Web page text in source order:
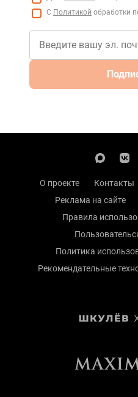
С Политикой обработки
О проекте Контакты
Реклама на сайте
Правила
Политика
Рекомендательные